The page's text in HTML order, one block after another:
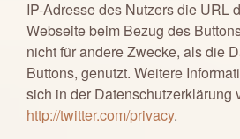
IP-Adresse des Nutzers die URL
Webseite beim Bezug des
nicht für andere Zwecke, als die
Buttons, genutzt. Weitere
sich in der Datenschutzerklärung
http://twitter.com/privacy.